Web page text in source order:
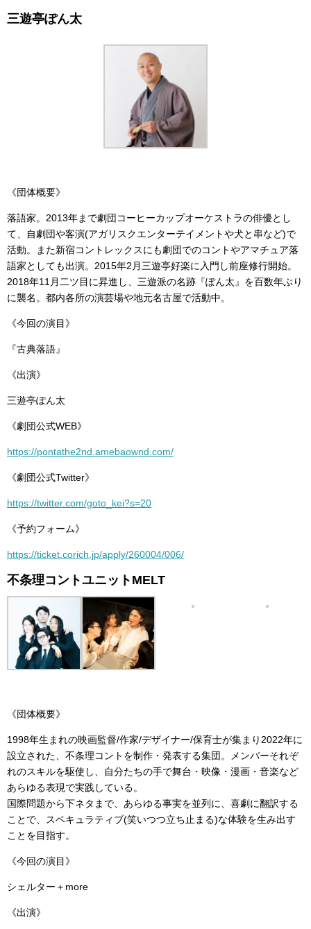
三遊亭ぽん太
《団体概要》
落語家。2013年まで劇団コーヒーカップオーケストラの俳優とし
て、
自劇団や客演(アガリスクエンターテイメントや犬と串など)で
活動。
また新宿コントレックスにも劇団でのコントやアマチュア落
語家と しても出演。2015年2月三遊亭好楽に入門し前座修行開始。
2018年11月二ツ目に昇進し、三遊派の名跡『ぽん太』 を百数年ぶり
に襲名。都内各所の演芸場や地元名古屋で活動中。
《今回の演目》
『古典落語』
《出演》
三遊亭ぽん太
《劇団公式WEB》
https://pontathe2nd.amebaownd.com/
《劇団公式Twitter》
https://twitter.com/goto_kei?s=20
《予約フォーム》
https://ticket.corich.jp/apply/260004/006/
不条理コントユニットMELT
《団体概要》
1998年生まれの映画監督/作家/デザイナー/保育士が集まり2022年に
設立された、不条理コントを制作・発表する集団。メンバーそれぞ
れのスキルを駆使し、自分たちの手で舞台・映像・漫画・音楽など
あらゆる表現で実践している。
国際問題から下ネタまで、あらゆる事実を並列に、喜劇に翻訳する
ことで、スペキュラティブ(笑いつつ立ち止まる)な体験を生み出す
ことを目指す。
《今回の演目》
シェルター＋more
《出演》